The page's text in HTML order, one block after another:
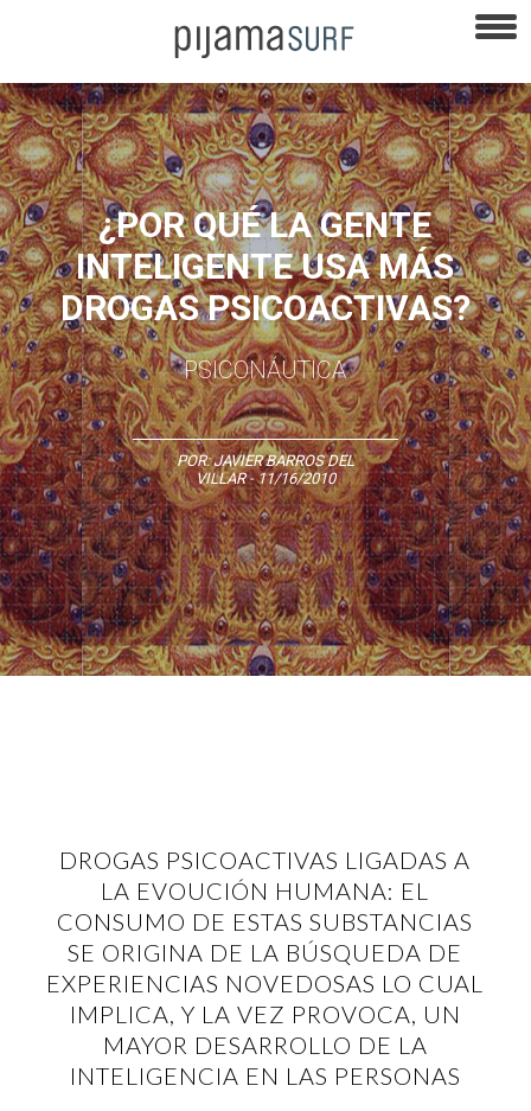
¿POR QUÉ LA GENTE
INTELIGENTE USA MÁS
DROGAS PSICOACTIVAS?
PSICONÁUTICA
POR:JAVIER BARROS DEL
VILLAR- 11/16/2010
DROGAS PSICOACTIVAS LIGADAS A
LA EVOUCIÓN HUMANA: EL
CONSUMO DE ESTAS SUBSTANCIAS
SE ORIGINA DE LA BÚSQUEDA DE
EXPERIENCIAS NOVEDOSAS LO CUAL
IMPLICA, Y LA VEZ PROVOCA, UN
MAYOR DESARROLLO DE LA
INTELIGENCIA EN LAS PERSONAS